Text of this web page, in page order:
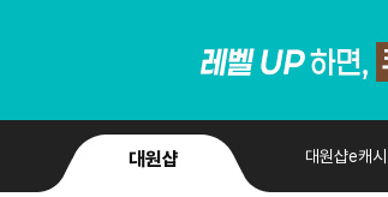
대원샵 대원샵e캐시